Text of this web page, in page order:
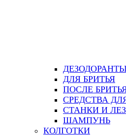
ДЕЗОДОРАНТЫ
ДЛЯ БРИТЬЯ
ПОСЛЕ
СРЕДСТВА
СТАНКИ И
ШАМПУНЬ
КОЛГОТКИ